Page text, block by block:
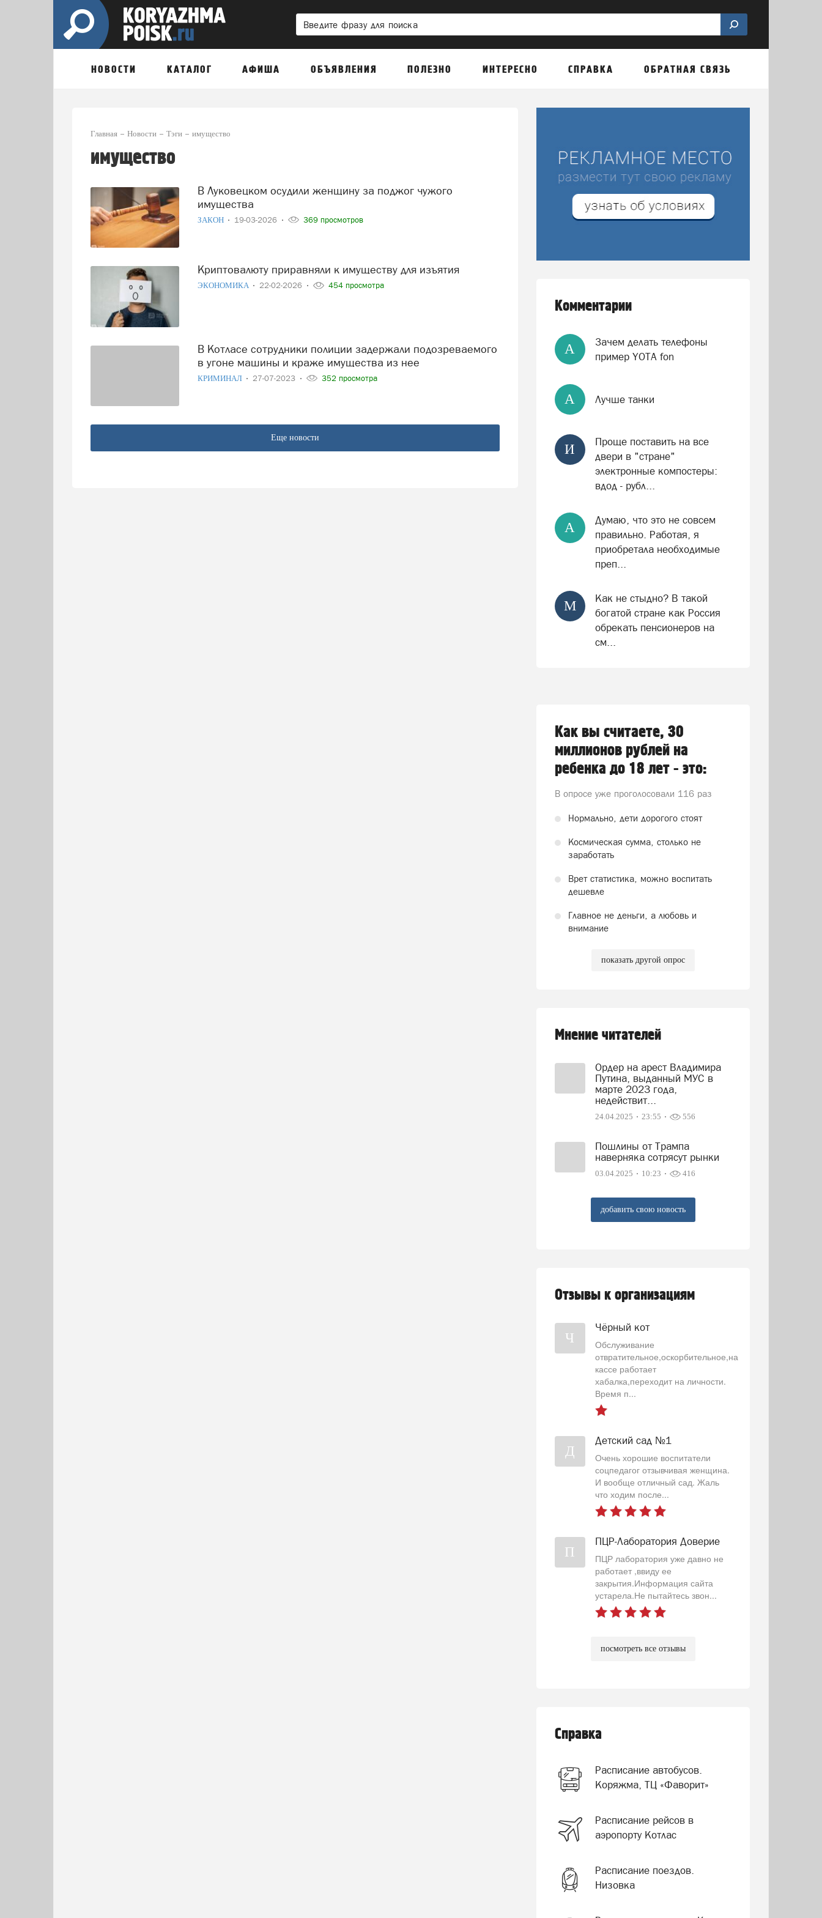
НОВОСТИ КАТАЛОГ АФИША ОБЪЯВЛЕНИЯ ПОЛЕЗНО ИНТЕРЕСНО СПРАВКА ОБРАТНАЯ СВЯЗЬ
Главная Новости Тэги имущество
имущество
В Луковецком осудили женщину за поджог чужого
имущества
ЗАКОН 19-03-2026 369 просмотров
Криптовалюту приравняли к имуществу для изъятия
ЭКОНОМИКА 22-02-2026 454 просмотра
В Котласе сотрудники полиции задержали подозреваемого
в угоне машины и краже имущества из нее
КРИМИНАЛ 27-07-2023 352 просмотра
Еще новости
Комментарии
А
Зачем делать телефоны
пример YOTA fon
А Лучше танки
И
Проще поставить на все
двери в "стране"
электронные компостеры:
вдод - рубл...
А
Думаю, что это не совсем
правильно. Работая, я
приобретала необходимые
преп...
М
Как не стыдно? В такой
богатой стране как Россия
обрекать пенсионеров на
см...
Как вы считаете, 30
миллионов рублей на
ребенка до 18 лет - это:
В опросе уже проголосовали 116 раз
Нормально, дети дорогого стоят
Космическая сумма, столько не
заработать
Врет статистика, можно воспитать
дешевле
Главное не деньги, а любовь и
внимание
показать другой опрос
Мнение читателей
Ордер на арест Владимира
Путина, выданный МУС в
марте 2023 года,
недействит...
24.04.2025 23:55 556
Пошлины от Трампа
наверняка сотрясут рынки
03.04.2025 10:23 416
добавить свою новость
Отзывы к организациям
Ч
Чёрный кот
Обслуживание
отвратительное,оскорбительное,на
кассе работает
хабалка,переходит на личности.
Время п...
Д
Детский сад №1
Очень хорошие воспитатели
соцпедагог отзывчивая женщина.
И вообще отличный сад. Жаль
что ходим после...
П
ПЦР-Лаборатория Доверие
ПЦР лаборатория уже давно не
работает ,ввиду ее
закрытия.Информация сайта
устарела.Не пытайтесь звон...
посмотреть все отзывы
Справка
Расписание автобусов.
Коряжма, ТЦ «Фаворит»
Расписание рейсов в
аэропорту Котлас
Расписание поездов.
Низовка